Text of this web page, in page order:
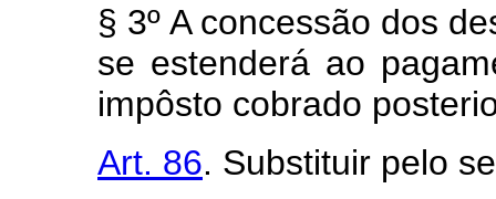
§ 3º A concessão dos
se estenderá ao
impôsto cobrado
Art. 86. Substituir pelo